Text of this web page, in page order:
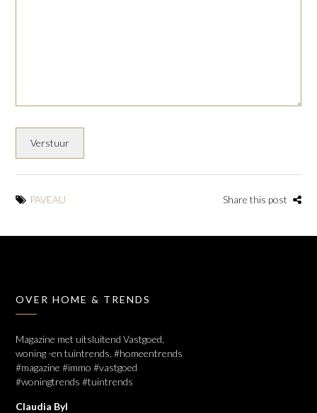
PAVEAU Share this post
OVER HOME & TRENDS
Magazine met uitsluitend Vastgoed,
woning -en tuintrends. #homeentrends
#magazine #immo #vastgoed
#woningtrends #tuintrends
Claudia Byl